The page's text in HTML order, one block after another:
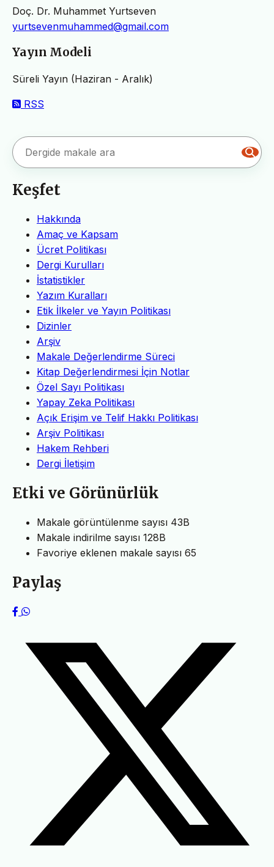
Doç. Dr. Muhammet Yurtseven
yurtsevenmuhammed@gmail.com
Yayın Modeli
Süreli Yayın (Haziran - Aralık)
RSS
Keşfet
Hakkında
Amaç ve Kapsam
Ücret Politikası
Dergi Kurulları
İstatistikler
Yazım Kuralları
Etik İlkeler ve Yayın Politikası
Dizinler
Arşiv
Makale Değerlendirme Süreci
Kitap Değerlendirmesi İçin Notlar
Özel Sayı Politikası
Yapay Zeka Politikası
Açık Erişim ve Telif Hakkı Politikası
Arşiv Politikası
Hakem Rehberi
Dergi İletişim
Etki ve Görünürlük
Makale görüntülenme sayısı 43B
Makale indirilme sayısı 128B
Favoriye eklenen makale sayısı 65
Paylaş